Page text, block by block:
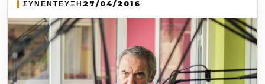
ΣΥΝΕΝΤΕΥΞΗ 27/04/2016